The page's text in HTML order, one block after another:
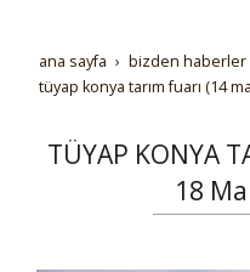
ana sayfa
bi̇zden haberler
tüyap konya tarim fuari (14
TÜYAP KONYA
18